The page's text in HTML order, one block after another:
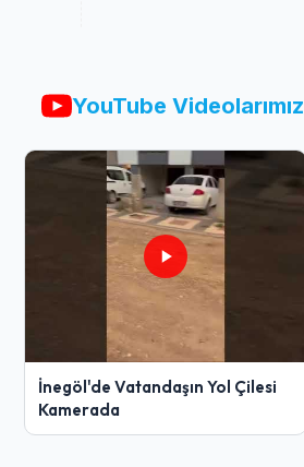
YouTube Videolarımız
İnegöl'de Vatandaşın Yol Çilesi
Kamerada